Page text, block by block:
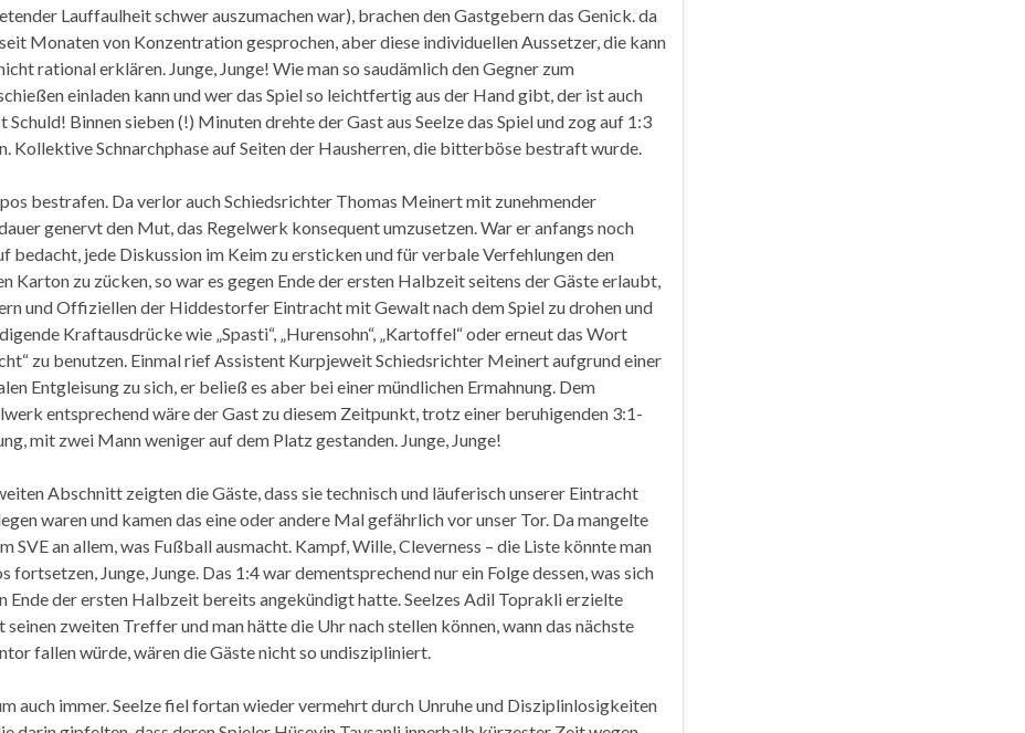
Lauffaulheit schwer auszumachen war), brachen den Gastgebern das Genick. da
Monaten von Konzentration gesprochen, aber diese individuellen Aussetzer, die kann
rational erklären. Junge, Junge! Wie man so saudämlich den Gegner zum
einladen kann und wer das Spiel so leichtfertig aus der Hand gibt, der ist auch
Schuld! Binnen sieben (!) Minuten drehte der Gast aus Seelze das Spiel und zog auf 1:3
Kollektive Schnarchphase auf Seiten der Hausherren, die bitterböse bestraft wurde.
bestrafen. Da verlor auch Schiedsrichter Thomas Meinert mit zunehmender
genervt den Mut, das Regelwerk konsequent umzusetzen. War er anfangs noch
bedacht, jede Diskussion im Keim zu ersticken und für verbale Verfehlungen den
Karton zu zücken, so war es gegen Ende der ersten Halbzeit seitens der Gäste erlaubt,
und Offiziellen der Hiddestorfer Eintracht mit Gewalt nach dem Spiel zu drohen und
Kraftausdrücke wie „Spasti“, „Hurensohn“, „Kartoffel“ oder erneut das Wort
zu benutzen. Einmal rief Assistent Kurpjeweit Schiedsrichter Meinert aufgrund einer
Entgleisung zu sich, er beließ es aber bei einer mündlichen Ermahnung. Dem
entsprechend wäre der Gast zu diesem Zeitpunkt, trotz einer beruhigenden 3:1-
mit zwei Mann weniger auf dem Platz gestanden. Junge, Junge!
Abschnitt zeigten die Gäste, dass sie technisch und läuferisch unserer Eintracht
waren und kamen das eine oder andere Mal gefährlich vor unser Tor. Da mangelte
SVE an allem, was Fußball ausmacht. Kampf, Wille, Cleverness – die Liste könnte man
fortsetzen, Junge, Junge. Das 1:4 war dementsprechend nur ein Folge dessen, was sich
Ende der ersten Halbzeit bereits angekündigt hatte. Seelzes Adil Toprakli erzielte
seinen zweiten Treffer und man hätte die Uhr nach stellen können, wann das nächste
fallen würde, wären die Gäste nicht so undiszipliniert.
auch immer. Seelze fiel fortan wieder vermehrt durch Unruhe und Disziplinlosigkeiten